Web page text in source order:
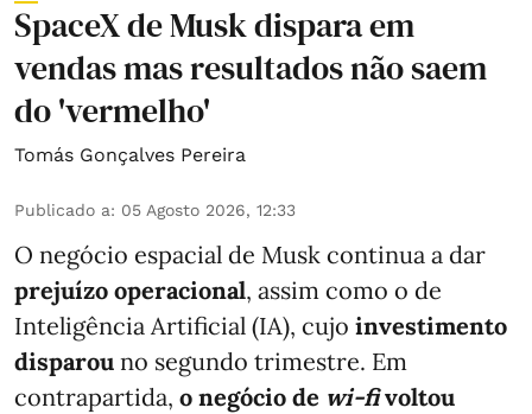
SpaceX de Musk dispara em
vendas mas resultados não saem
do 'vermelho'
Tomás Gonçalves Pereira
Publicado a: 05 Agosto 2026, 12:33
O negócio espacial de Musk continua a dar
prejuízo operacional, assim como o de
Inteligência Artificial (IA), cujo investimento
disparou no segundo trimestre. Em
contrapartida, o negócio de wi-fivoltou